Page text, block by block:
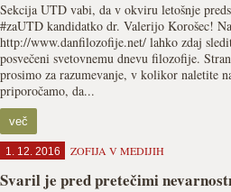
Sekcija UTD vabi, da v okviru letošnje
#zaUTD kandidatko dr. Valerijo Korošec!
http://www.danfilozofije.net/ lahko zdaj
posvečeni svetovnemu dnevu filozofije.
prosimo za razumevanje, v kolikor naletite
priporočamo, da...
več
1. 12. 2016 ZOFIJA V MEDIJIH
Svaril je pred pretečimi